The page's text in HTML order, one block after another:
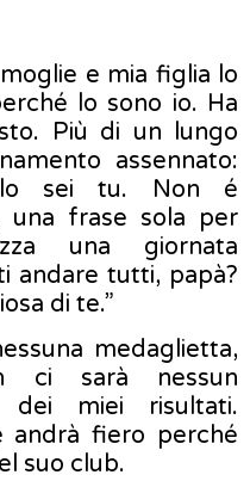
e mia figlia lo
lo sono io. Ha
Più di un lungo
assennato:
lo sei tu. Non é
una frase sola per
una giornata
andare tutti, papà?
di te.”
medaglietta,
ci sarà nessun
dei miei risultati.
andrà fiero perché
suo club.